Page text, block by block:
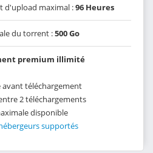
d'upload maximal :96 Heures
du torrent :500 Go
premium illimité
avant téléchargement
2 téléchargements
disponible
supportés